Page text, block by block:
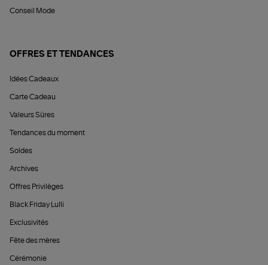
Conseil Mode
OFFRES ET TENDANCES
Idées Cadeaux
Carte Cadeau
Valeurs Sûres
Tendances du moment
Soldes
Archives
Offres Privilèges
Black Friday Lulli
Exclusivités
Fête des mères
Cérémonie